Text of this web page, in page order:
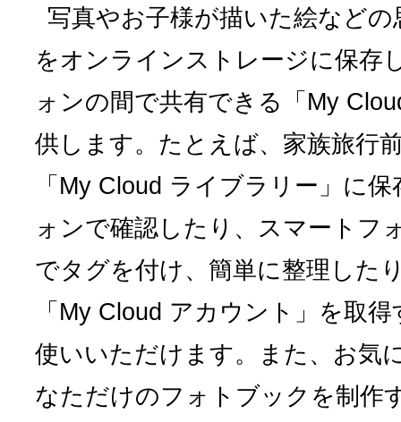
写真やお子様が描いた絵など
をオンラインストレージに保存
ォンの間で共有できる「My
供します。たとえば、家族旅行
「My Cloud ライブラリー」に
ォンで確認したり、スマートフ
でタグを付け、簡単に整理した
「My Cloud アカウント」を取
使いいただけます。また、お気
なただけのフォトブックを制作